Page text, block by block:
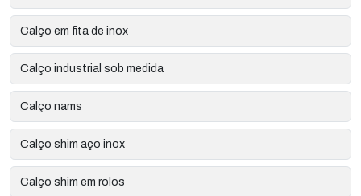
Calço em fita de inox
Calço industrial sob medida
Calço nams
Calço shim aço inox
Calço shim em rolos